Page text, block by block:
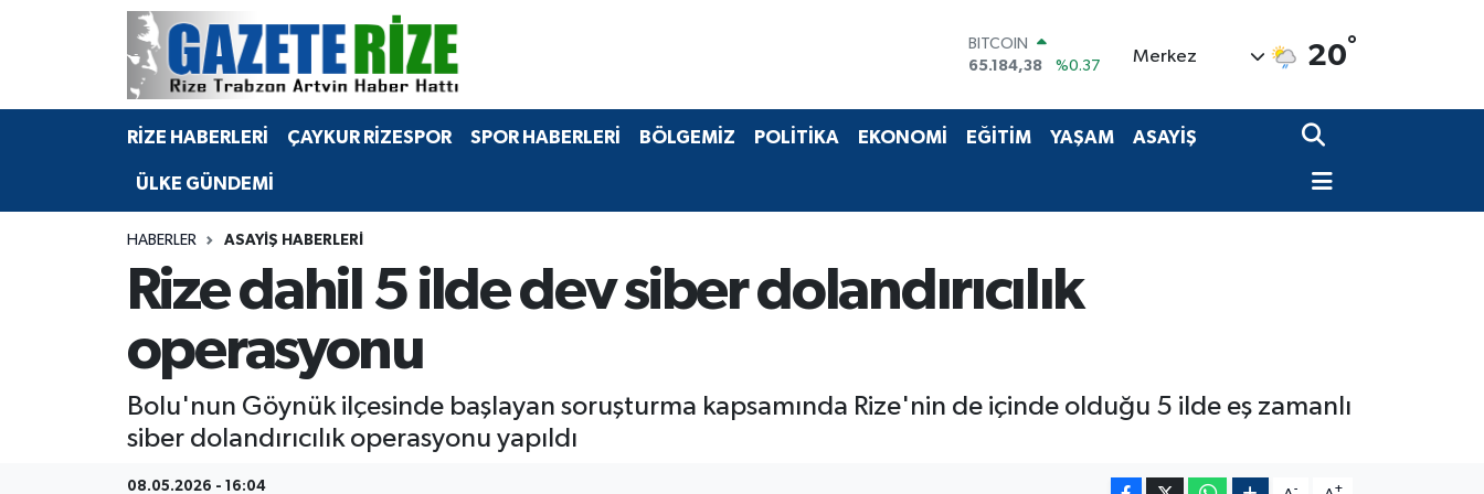
65.184,38
DOLAR
55,1823
STERLİN
6664.02
%0.05
Merkez 20°
RİZE HABERLERİ ÇAYKUR RİZESPOR SPOR HABERLERİ BÖLGEMİZ POLİTİKA EKONOMİ EĞİTİM YAŞAM ASAYİŞ
ÜLKE GÜNDEMİ
HABERLER ASAYIŞ HABERLERI
Rize dahil 5 ilde dev siber dolandırıcılık
operasyonu
Bolu'nun Göynük ilçesinde başlayan soruşturma kapsamında Rize'nin de içinde olduğu 5 ilde eş zamanlı
siber dolandırıcılık operasyonu yapıldı
08.05.2026 - 16:04 - +
BÖLGEMİZ
Rize Jandarma Komutanlığı
Bilim Teknoloji
Advertising news
Canlı Maç
Merkez Nöbetçi Eczaneler
Merkez Hava Durumu
Merkez Trafik Yoğunluk Haritası
Süper Lig Puan Durumu ve Fikstür
Tüm Manşetler
Son Dakika Haberleri
Haber Arşivi